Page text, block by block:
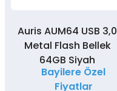
Auris AUM64 USB 3,0
Metal Flash Bellek
64GB Siyah
Bayilere Özel
Fiyatlar